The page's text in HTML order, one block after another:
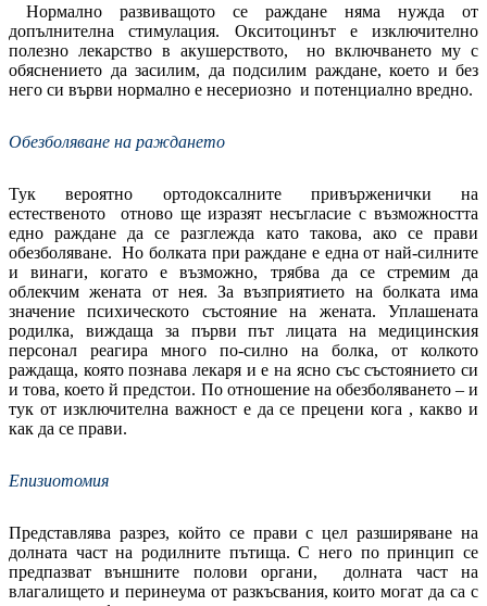
Нормално развиващото се раждане няма нужда от
допълнителна стимулация. Окситоцинът е изключително
полезно лекарство в акушерството, но включването му с
обяснението да засилим, да подсилим раждане, което и без
него си върви нормално е несериозно и потенциално вредно.
Обезболяване на раждането
Тук вероятно ортодоксалните привърженички на
естественото отново ще изразят несъгласие с възможността
едно раждане да се разглежда като такова, ако се прави
обезболяване. Но болката при раждане е една от най-силните
и винаги, когато е възможно, трябва да се стремим да
облекчим жената от нея. За възприятието на болката има
значение психическото състояние на жената. Уплашената
родилка, виждаща за първи път лицата на медицинския
персонал реагира много по-силно на болка, от колкото
раждаща, която познава лекаря и е на ясно със състоянието си
и това, което й предстои. По отношение на обезболяването – и
тук от изключителна важност е да се прецени кога , какво и
как да се прави.
Епизиотомия
Представлява разрез, който се прави с цел разширяване на
долната част на родилните пътища. С него по принцип се
предпазват външните полови органи, долната част на
влагалището и перинеума от разкъсвания, които могат да са с